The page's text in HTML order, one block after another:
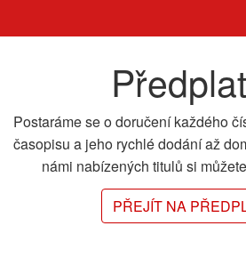
Postaráme se o doručení každého
časopisu a jeho rychlé dodání až
námi nabízených titulů si
PŘEJÍT NA